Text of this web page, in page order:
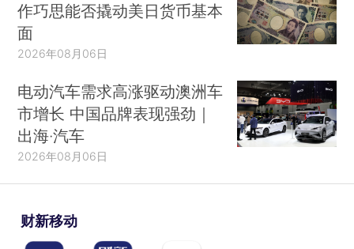
作巧思能否撬动美日货币基本
面
2026年08月06日
电动汽车需求高涨驱动澳洲车
市增长 中国品牌表现强劲｜
出海·汽车
2026年08月06日
财新移动